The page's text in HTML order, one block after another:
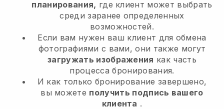
планирования, где клиент может выбрать
среди заранее определенных
возможностей.
Если вам нужен ваш клиент для обмена
фотографиями с вами, они также могут
загружать изображения как часть
процесса бронирования.
И как только бронирование завершено,
вы можете получить подпись вашего
клиента .